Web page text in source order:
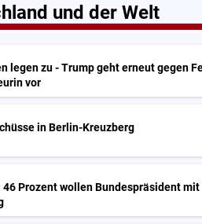
und der Welt
legen zu - Trump geht erneut gegen
vor
in Berlin-Kreuzberg
46 Prozent wollen Bundespräsident